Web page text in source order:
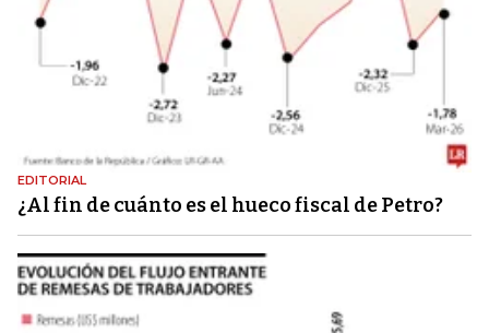
EDITORIAL
¿Al fin de cuánto es el hueco fiscal de Petro?